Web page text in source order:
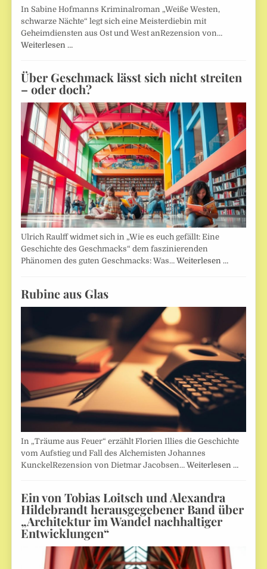
In Sabine Hofmanns Kriminalroman „Weiße Westen,
schwarze Nächte“ legt sich eine Meisterdiebin mit
Geheimdiensten aus Ost und West anRezension von…
Weiterlesen …
Über Geschmack lässt sich nicht streiten
– oder doch?
Ulrich Raulff widmet sich in „Wie es euch gefällt: Eine
Geschichte des Geschmacks“ dem faszinierenden
Phänomen des guten Geschmacks: Was…Weiterlesen …
Rubine aus Glas
In „Träume aus Feuer“ erzählt Florien Illies die Geschichte
vom Aufstieg und Fall des Alchemisten Johannes
KunckelRezension von Dietmar Jacobsen…Weiterlesen …
Ein von Tobias Loitsch und Alexandra
Hildebrandt herausgegebener Band über
„Architektur im Wandel nachhaltiger
Entwicklungen“